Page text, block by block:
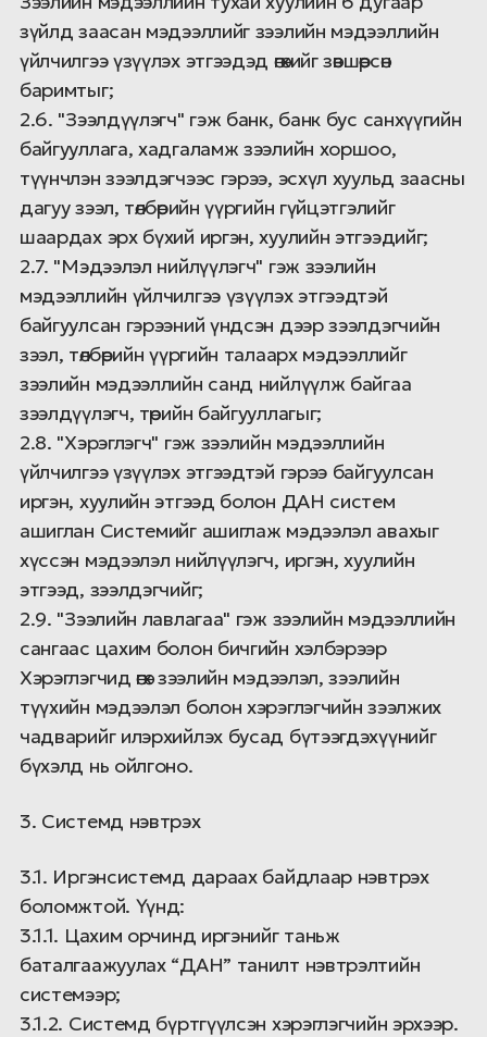
зүйлд заасан мэдээллийг зээлийн мэдээллийн
үйлчилгээ үзүүлэх этгээдэд өгөхийг зөвшөөрсөн
баримтыг;
2.6. "Зээлдүүлэгч" гэж банк, банк бус санхүүгийн
байгууллага, хадгаламж зээлийн хоршоо,
түүнчлэн зээлдэгчээс гэрээ, эсхүл хуульд заасны
дагуу зээл, төлбөрийн үүргийн гүйцэтгэлийг
шаардах эрх бүхий иргэн, хуулийн этгээдийг;
2.7. "Мэдээлэл нийлүүлэгч" гэж зээлийн
мэдээллийн үйлчилгээ үзүүлэх этгээдтэй
байгуулсан гэрээний үндсэн дээр зээлдэгчийн
зээл, төлбөрийн үүргийн талаарх мэдээллийг
зээлийн мэдээллийн санд нийлүүлж байгаа
зээлдүүлэгч, төрийн байгууллагыг;
2.8. "Хэрэглэгч" гэж зээлийн мэдээллийн
үйлчилгээ үзүүлэх этгээдтэй гэрээ байгуулсан
иргэн, хуулийн этгээд болон ДАН систем
ашиглан Системийг ашиглаж мэдээлэл авахыг
хүссэн мэдээлэл нийлүүлэгч, иргэн, хуулийн
этгээд, зээлдэгчийг;
2.9. "Зээлийн лавлагаа" гэж зээлийн мэдээллийн
сангаас цахим болон бичгийн хэлбэрээр
Хэрэглэгчид өгөх зээлийн мэдээлэл, зээлийн
түүхийн мэдээлэл болон хэрэглэгчийн зээлжих
чадварийг илэрхийлэх бусад бүтээгдэхүүнийг
бүхэлд нь ойлгоно.
3. Системд нэвтрэх
3.1. Иргэнсистемд дараах байдлаар нэвтрэх
боломжтой. Үүнд:
3.1.1. Цахим орчинд иргэнийг таньж
баталгаажуулах “ДАН” танилт нэвтрэлтийн
системээр;
3.1.2. Системд бүртгүүлсэн хэрэглэгчийн эрхээр.